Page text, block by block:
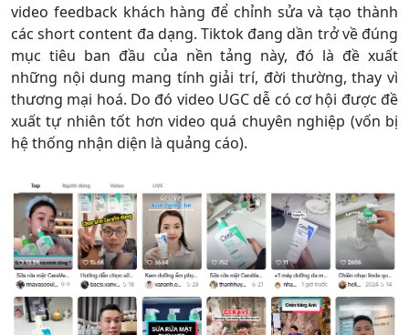
video feedback khách hàng để chỉnh sửa và tạo thành
các short content đa dạng. Tiktok đang dần trở về đúng
mục tiêu ban đầu của nền tảng này, đó là đề xuất
những nội dung mang tính giải trí, đời thường, thay vì
thương mại hoá. Do đó video UGC dễ có cơ hội được đề
xuất tự nhiên tốt hơn video quá chuyên nghiệp (vốn bị
hệ thống nhận diện là quảng cáo).